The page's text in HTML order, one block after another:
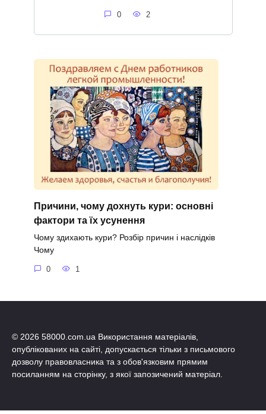
0 2
Причини, чому дохнуть кури: основні
фактори та їх усунення
Чому здихають кури? Розбір причин і наслідків
Чому
0 1
© 2026 58000.com.ua Використання матеріалів,
опублікованих на сайті, допускається тільки з письмового
дозволу правовласника та з обов'язковим прямим
посиланням на сторінку, з якої запозичений матеріал.